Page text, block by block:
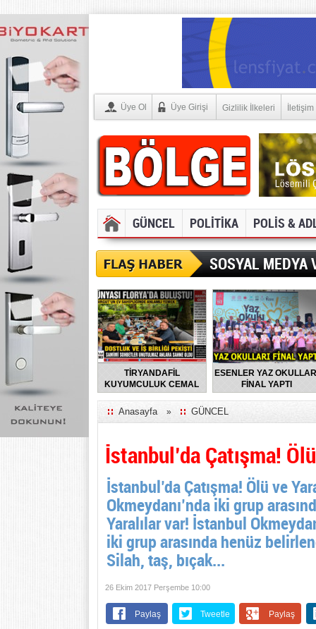
Üye Ol Üye Girişi Gizlilik İlkeleri İletişim
GÜNCEL POLİTİKA POLİS &
SOSYAL MEDYA
TİRYANDAFİL
KUYUMCULUK CEMAL
TURGUT’UN EV
SAHİPLİĞİNDE
FLORYA’DA ANLAMLI
ESENLER YAZ
FİNAL YAPTI
Anasayfa » GÜNCEL
İstanbul’da Çatışma!
İstanbul’da Çatışma! Ölü ve
Okmeydanı’nda iki grup
Yaralılar var! İstanbul
iki grup arasında henüz
Silah, taş, bıçak...
26 Ekim 2017 Perşembe 10:00
Paylaş Tweetle Paylaş